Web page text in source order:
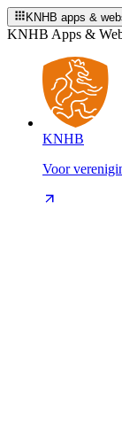
KNHB apps &
KNHB Apps &
KNHB
Voor